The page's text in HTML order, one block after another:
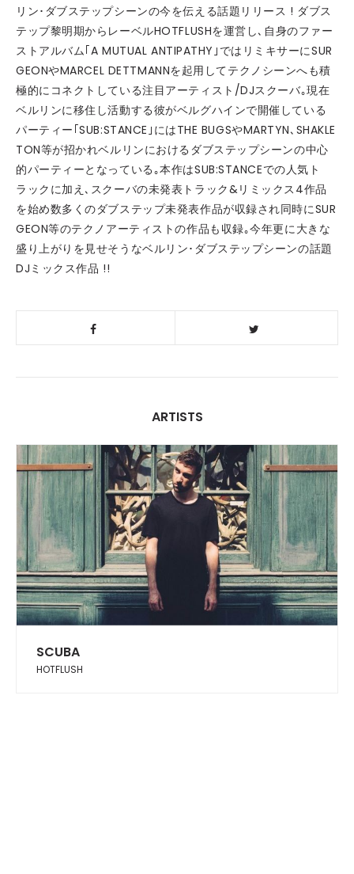
リン･ダブステップシーンの今を伝える話題リリース ! ダブス
テップ黎明期からレーベルHOTFLUSHを運営し､自身のファー
ストアルバム｢A MUTUAL ANTIPATHY｣ではリミキサーにSUR
GEONやMARCEL DETTMANNを起用してテクノシーンへも積
極的にコネクトしている注目アーティスト/DJスクーバ｡現在
ベルリンに移住し活動する彼がベルグハインで開催している
パーティー｢SUB:STANCE｣にはTHE BUGSやMARTYN､SHAKLE
TON等が招かれベルリンにおけるダブステップシーンの中心
的パーティーとなっている｡本作はSUB:STANCEでの人気ト
ラックに加え､スクーバの未発表トラック&リミックス4作品
を始め数多くのダブステップ未発表作品が収録され同時にSUR
GEON等のテクノアーティストの作品も収録｡今年更に大きな
盛り上がりを見せそうなベルリン･ダブステップシーンの話題
DJミックス作品 !!
ARTISTS
SCUBA
HOTFLUSH